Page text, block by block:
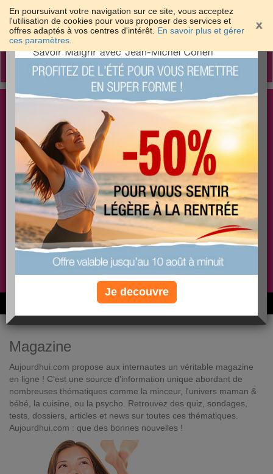
En poursuivant votre navigation sur ce site, vous acceptez
l'utilisation de cookies pour vous proposer des services et
offres adaptés à vos centres d'intérêt. En savoir plus et gérer
ces paramètres.
Toggle
Les meilleures solutions pour maigrir et être bien
dans sa peau
PLUS
EFFICACE
PLUS
SANTÉ
PLUS
COACHING
Non, je préfère le régime gratuit
6M de personnes ont maigri et réappris à manger avec nous
Magazine
Aujourdhui.com propose aux internautes un véritable magazine
en ligne ! C'est une source d'information unique abordant de
nombreuses thématiques comme la minceur, l'univers maman &
bébé, la cuisine, ou la psycho. Retrouvez des quiz, sondages,
tests, dossiers, articles et news sur toutes ces thématiques.
Aujourdhui.com : que des bonnes nouvelles !
×
Je decouvre